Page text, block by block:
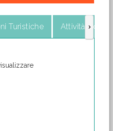
Turistiche Attività